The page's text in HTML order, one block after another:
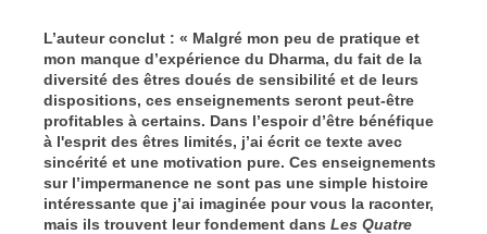
L’auteur conclut : « Malgré mon peu de pratique et
mon manque d’expérience du Dharma, du fait de la
diversité des êtres doués de sensibilité et de leurs
dispositions, ces enseignements seront peut-être
profitables à certains. Dans l’espoir d’être bénéfique
à l'esprit des êtres limités, j’ai écrit ce texte avec
sincérité et une motivation pure. Ces enseignements
sur l’impermanence ne sont pas une simple histoire
intéressante que j’ai imaginée pour vous la raconter,
mais ils trouvent leur fondement dans Les Quatre